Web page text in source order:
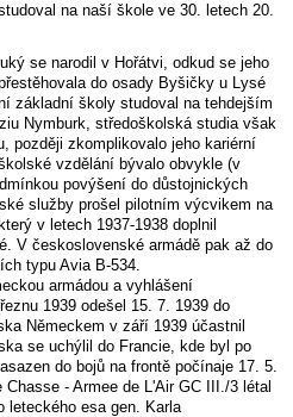
na naší škole ve 30. letech 20.
se narodil v Hořátvi, odkud se jeho
do osady Byšičky u Lysé
základní školy studoval na tehdejším
Nymburk, středoškolská studia však
později zkomplikovalo jeho kariérní
vzdělání bývalo obvykle (v
povýšení do důstojnických
služby prošel pilotním výcvikem na
v letech 1937-1938 doplnil
V československé armádě pak až do
typu Avia B-534.
armádou a vyhlášení
1939 odešel 15. 7. 1939 do
Německem v září 1939 účastnil
se uchýlil do Francie, kde byl po
do bojů na frontě počínaje 17. 5.
- Armee de L'Air GC III./3 létal
leteckého esa gen. Karla